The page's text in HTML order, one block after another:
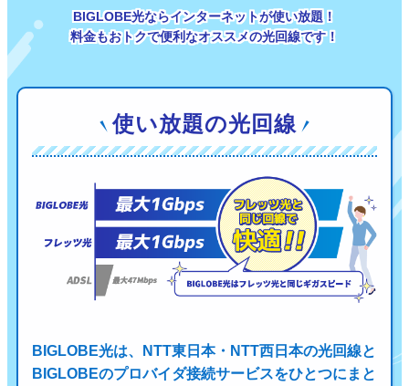
BIGLOBE光ならインターネットが使い放題！
料金もおトクで便利なオススメの光回線です！
使い放題の光回線
BIGLOBE光は、NTT東日本・NTT西日本の光回線と
BIGLOBEのプロバイダ接続サービスをひとつにまと